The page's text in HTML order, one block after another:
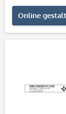
Online